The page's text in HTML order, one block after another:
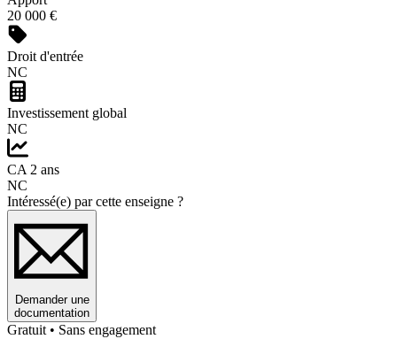
20 000 €
Droit d'entrée
NC
Investissement global
NC
CA 2 ans
NC
Intéressé(e) par cette enseigne ?
Demander une
documentation
Gratuit • Sans engagement